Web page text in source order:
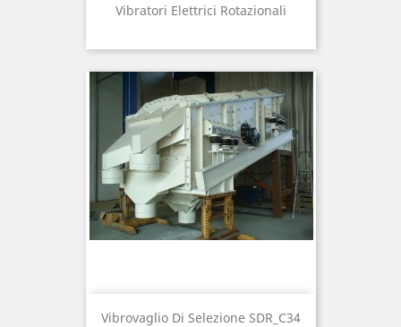
Vibratori Elettrici Rotazionali
Vibrovaglio Di Selezione SDR_C34